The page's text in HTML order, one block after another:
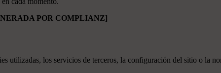
POR COMPLIANZ]
utilizadas, los servicios de terceros, la configuración del sitio o la